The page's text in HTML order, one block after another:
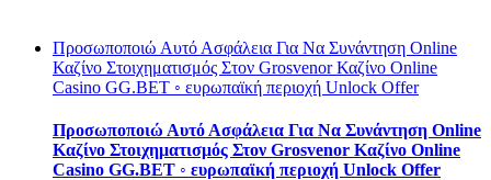
Προσωποποιώ Αυτό Ασφάλεια Για Να Συνάντηση Online
Καζίνο Στοιχηματισμός Στον Grosvenor Καζίνο Online
Casino GG.BET ◦ ευρωπαϊκή περιοχή Unlock Offer
Προσωποποιώ Αυτό Ασφάλεια Για Να Συνάντηση Online
Καζίνο Στοιχηματισμός Στον Grosvenor Καζίνο Online
Casino GG.BET ◦ ευρωπαϊκή περιοχή Unlock Offer